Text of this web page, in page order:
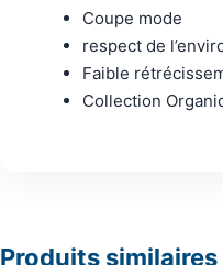
Coupe mode
respect de
Faible
Collection
Produits similaires